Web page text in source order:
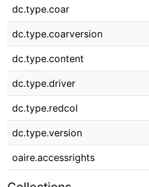
dc.type.coar
dc.type.coarversion
dc.type.content
dc.type.driver
dc.type.redcol
dc.type.version
oaire.accessrights